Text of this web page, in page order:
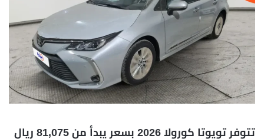
تتوفر تويوتا كورولا 2026 بسعر يبدأ من 81,075 ريال